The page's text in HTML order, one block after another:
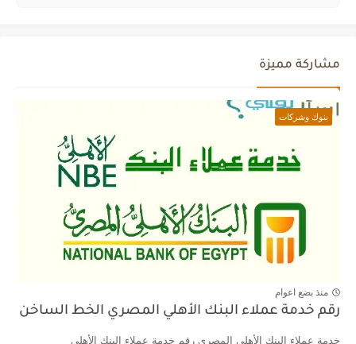
مشاركة مميزة
بنوك وشركات
منذ بضع اعوام
رقم خدمة عملاء البنك الأهلي المصري الخط الساخن
خدمة عملاء البنك الأهلي المصري رقم خدمة عملاء البنك الأهلي